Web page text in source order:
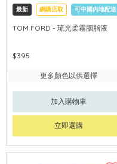
最新 網購店取 可中國內地配送
TOM FORD - 琉光柔霧胭脂液
$395
更多顏色以供選擇
加入購物車
立即選購